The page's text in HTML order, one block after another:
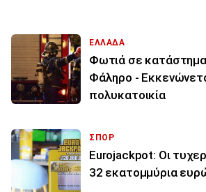
ΕΛΛΑΔΑ
Φωτιά σε
Φάληρο -
πολυκατοικία
ΣΠΟΡ
Eurojackpot: Οι
32 εκατoμμύρια